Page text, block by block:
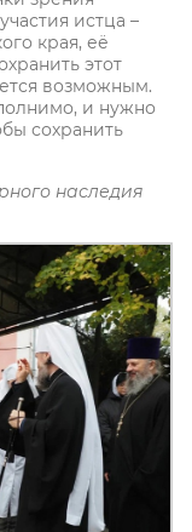
истца –
края, её
этот
возможным.
и нужно
сохранить
наследия